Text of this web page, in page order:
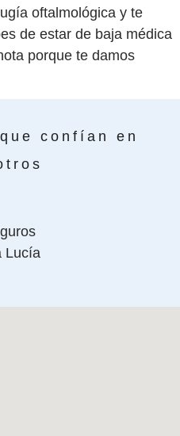
oftalmológica y te
de estar de baja médica
porque te damos
confían en